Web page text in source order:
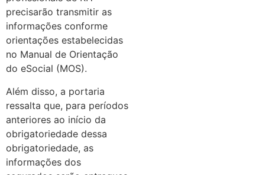
precisarão transmitir as
informações conforme
orientações estabelecidas
no Manual de Orientação
do eSocial (MOS).
Além disso, a portaria
ressalta que, para períodos
anteriores ao início da
obrigatoriedade dessa
obrigatoriedade, as
informações dos